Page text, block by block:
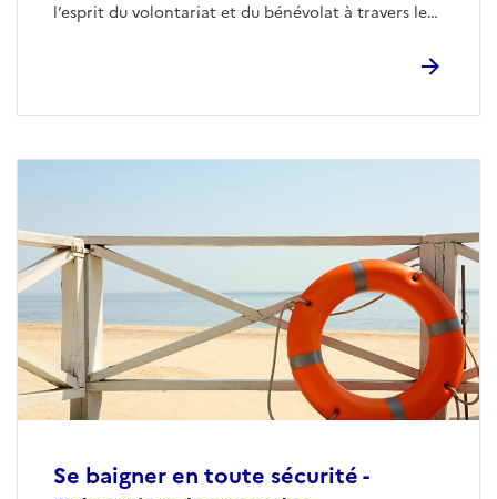
l’esprit du volontariat et du bénévolat à travers le
Se baigner en toute sécurité -